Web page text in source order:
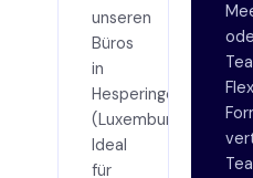
unseren
Büros
in
Hesperingen
(Luxemburg).
Ideal
für